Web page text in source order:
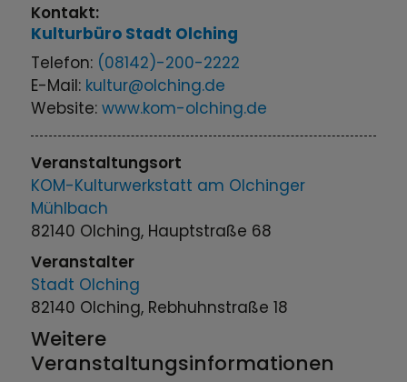
Kontakt:
Kulturbüro Stadt Olching
Telefon: (08142)-200-2222
E-Mail: kultur@olching.de
Website:www.kom-olching.de
Veranstaltungsort
KOM-Kulturwerkstatt am Olchinger
Mühlbach
82140 Olching, Hauptstraße 68
Veranstalter
Stadt Olching
82140 Olching, Rebhuhnstraße 18
Weitere
Veranstaltungsinformationen